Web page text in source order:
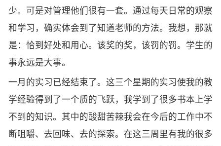
少。可是对管理他们很有一套。通过每天日常的观察
和学习，确实体会到了知道老师的方法。我想，那就
是：恰到好处和用心。该奖的奖，该罚的罚。学生的
事永远是大事。
一月的实习已经结束了。这三个星期的实习使我的教
学经验得到了一个质的飞跃，我学到了很多书本上学
不到的知识。其中的酸甜苦辣我会在今后的工作中不
断咀嚼、去回味、去的探索。在这三周里有我的很多